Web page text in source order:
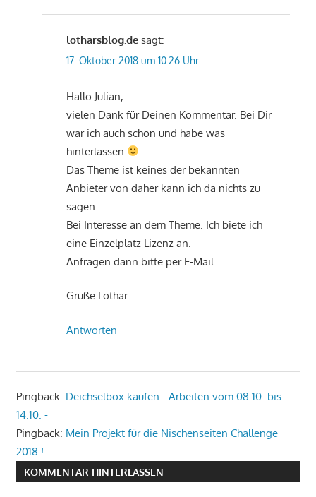
lotharsblog.de sagt:
17. Oktober 2018 um 10:26 Uhr
Hallo Julian,
vielen Dank für Deinen Kommentar. Bei Dir
war ich auch schon und habe was
hinterlassen
Das Theme ist keines der bekannten
Anbieter von daher kann ich da nichts zu
sagen.
Bei Interesse an dem Theme. Ich biete ich
eine Einzelplatz Lizenz an.
Anfragen dann bitte per E-Mail.
Grüße Lothar
Antworten
Pingback: Deichselbox kaufen - Arbeiten vom 08.10. bis
14.10. -
Pingback: Mein Projekt für die Nischenseiten Challenge
2018 !
KOMMENTAR HINTERLASSEN